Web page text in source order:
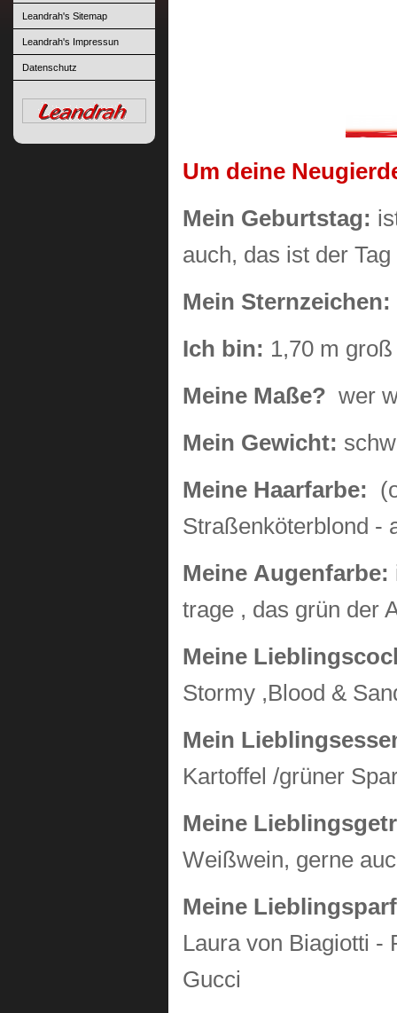
Leandrah's Sitemap
Leandrah's Impressun
Datenschutz
Um deine
Mein Geburtstag:
auch, das ist der
Mein Sternzeichen:
Ich bin: 1,70 m groß
Meine Maße? wer
Mein Gewicht:
Meine Haarfarbe:
Straßenköterblond -
Meine Augenfarbe:
trage , das grün der
Meine
Stormy ,Blood &
Mein
Kartoffel /grüner
Meine
Weißwein, gerne
Meine
Laura von Biagiotti -
Gucci